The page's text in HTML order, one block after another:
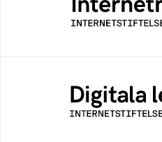
Ett digitalt museum
av
Öppen digital
för alla stadier